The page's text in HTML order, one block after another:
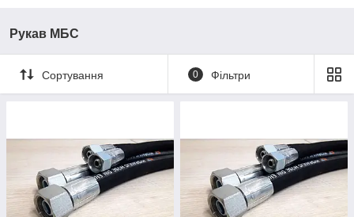
Рукав МБС
Сортування 0 Фільтри